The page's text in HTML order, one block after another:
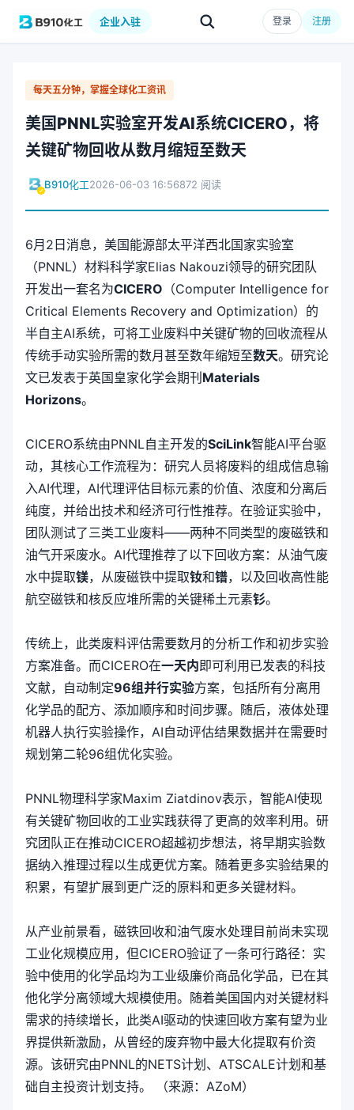
企业入驻 登录 注册
每天五分钟，掌握全球化工资讯
美国PNNL实验室开发AI系统CICERO，将
关键矿物回收从数月缩短至数天
B910化工2026-06-03 16:56872 阅读
6月2日消息，美国能源部太平洋西北国家实验室
（PNNL）材料科学家Elias Nakouzi领导的研究团队
开发出一套名为CICERO （Computer Intelligence for
Critical Elements Recovery and Optimization）的
半自主AI系统，可将工业废料中关键矿物的回收流程从
传统手动实验所需的数月甚至数年缩短至数天。研究论
文已发表于英国皇家化学会期刊 Materials
Horizons。
CICERO系统由PNNL自主开发的SciLink智能AI平台驱
动，其核心工作流程为：研究人员将废料的组成信息输
入AI代理，AI代理评估目标元素的价值、浓度和分离后
纯度，并给出技术和经济可行性推荐。在验证实验中，
团队测试了三类工业废料——两种不同类型的废磁铁和
油气开采废水。AI代理推荐了以下回收方案：从油气废
水中提取镁，从废磁铁中提取钕和镨，以及回收高性能
航空磁铁和核反应堆所需的关键稀土元素钐。
传统上，此类废料评估需要数月的分析工作和初步实验
方案准备。而CICERO在一天内即可利用已发表的科技
文献，自动制定96组并行实验方案，包括所有分离用
化学品的配方、添加顺序和时间步骤。随后，液体处理
机器人执行实验操作，AI自动评估结果数据并在需要时
规划第二轮96组优化实验。
PNNL物理科学家Maxim Ziatdinov表示，智能AI使现
有关键矿物回收的工业实践获得了更高的效率利用。研
究团队正在推动CICERO超越初步想法，将早期实验数
据纳入推理过程以生成更优方案。随着更多实验结果的
积累，有望扩展到更广泛的原料和更多关键材料。
从产业前景看，磁铁回收和油气废水处理目前尚未实现
工业化规模应用，但CICERO验证了一条可行路径：实
验中使用的化学品均为工业级廉价商品化学品，已在其
他化学分离领域大规模使用。随着美国国内对关键材料
需求的持续增长，此类AI驱动的快速回收方案有望为业
界提供新激励，从曾经的废弃物中最大化提取有价资
源。该研究由PNNL的NETS计划、ATSCALE计划和基
础自主投资计划支持。 （来源：AZoM）